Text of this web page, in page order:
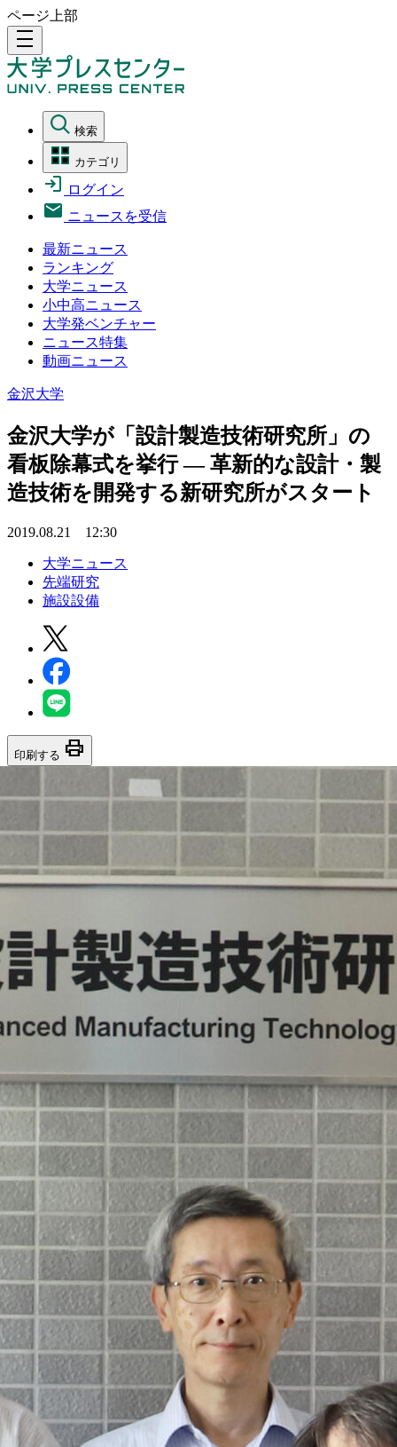
ページ上部
density_medium
検索
カテゴリ
ログイン
ニュースを受信
最新ニュース
ランキング
大学ニュース
小中高ニュース
大学発ベンチャー
ニュース特集
動画ニュース
金沢大学
金沢大学が「設計製造技術研究所」の
看板除幕式を挙行 — 革新的な設計・製
造技術を開発する新研究所がスタート
2019.08.21 12:30
大学ニュース
先端研究
施設設備
印刷する print